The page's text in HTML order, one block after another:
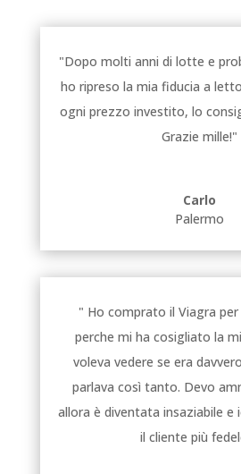
"Dopo molti anni di lotte e
ho ripreso la mia fiducia a
ogni prezzo investito, lo
Grazie mille!"
Carlo
Palermo
" Ho comprato il Viagra
perche mi ha cosigliato la
voleva vedere se era
parlava così tanto. Devo
allora è diventata insaziabile
il cliente più